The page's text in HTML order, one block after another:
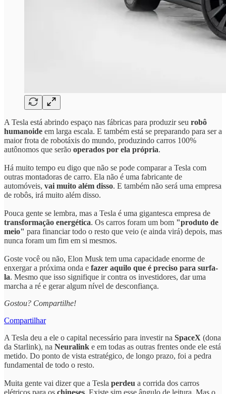
A Tesla está abrindo espaço nas fábricas para produzir seu robô
humanoide em larga escala. E também está se preparando para ser a
maior frota de robotáxis do mundo, produzindo carros 100%
autônomos que serão operados por ela própria.
Há muito tempo eu digo que não se pode comparar a Tesla com
outras montadoras de carro. Ela não é uma fabricante de
automóveis, vai muito além disso. E também não será uma empresa
de robôs, irá muito além disso.
Pouca gente se lembra, mas a Tesla é uma gigantesca empresa de
transformação energética. Os carros foram um bom "produto de
meio" para financiar todo o resto que veio (e ainda virá) depois, mas
nunca foram um fim em si mesmos.
Goste você ou não, Elon Musk tem uma capacidade enorme de
enxergar a próxima onda e fazer aquilo que é preciso para surfa-
la. Mesmo que isso signifique ir contra os investidores, dar uma
marcha a ré e gerar algum nível de desconfiança.
Gostou? Compartilhe!
Compartilhar
A Tesla deu a ele o capital necessário para investir na SpaceX (dona
da Starlink), na Neuralink e em todas as outras frentes onde ele está
metido. Do ponto de vista estratégico, de longo prazo, foi a pedra
fundamental de todo o resto.
Muita gente vai dizer que a Tesla perdeu a corrida dos carros
elétricos para os chineses. Existe sim esse ângulo de leitura. Mas o